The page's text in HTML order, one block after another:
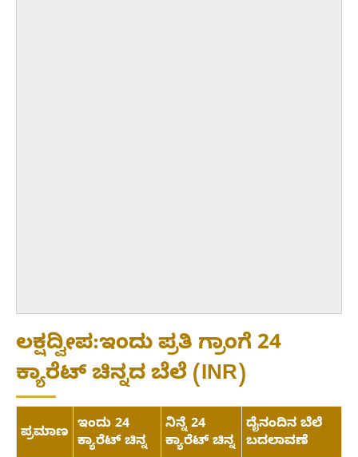
ಲಕ್ಷದ್ವೀಪ:ಇಂದು ಪ್ರತಿ ಗ್ರಾಂಗೆ 24
ಕ್ಯಾರೆಟ್ ಚಿನ್ನದ ಬೆಲೆ (INR)
ಪ್ರಮಾಣ ಇಂದು 24
ಕ್ಯಾರೆಟ್ ಚಿನ್ನ
ನಿನ್ನೆ 24
ಕ್ಯಾರೆಟ್ ಚಿನ್ನ
ದೈನಂದಿನ ಬೆಲೆ
ಬದಲಾವಣೆ